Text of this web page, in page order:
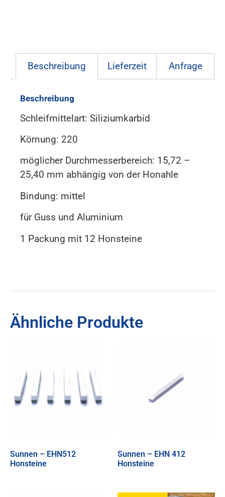
Beschreibung Lieferzeit Anfrage
Beschreibung
Schleifmittelart: Siliziumkarbid
Körnung: 220
möglicher Durchmesserbereich: 15,72 –
25,40 mm abhängig von der Honahle
Bindung: mittel
für Guss und Aluminium
1 Packung mit 12 Honsteine
Ähnliche Produkte
Sunnen – EHN512
Honsteine
Sunnen – EHN 412
Honsteine